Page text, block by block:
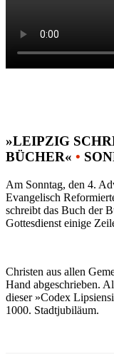
»LEIPZIG
BÜCHER« •
Am Sonntag, den 4.
Evangelisch
schreibt das Buch der
Gottesdienst einige
Christen aus allen
Hand abgeschrieben.
dieser »Codex
1000. Stadtjubiläum.